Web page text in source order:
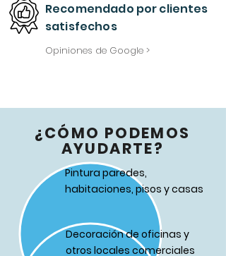
Recomendado porclientes
satisfechos
Opiniones de Google >
¿CÓMO PODEMOS
AYUDARTE?
Pintura paredes,
habitaciones, pisos y casas
Decoración de oficinas y
otros locales comerciales